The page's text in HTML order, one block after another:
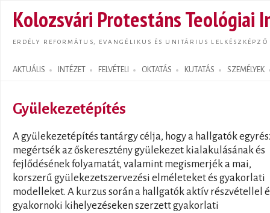
Kolozsvári Protestáns Teológiai
ERDÉLY REFORMÁTUS, EVANGÉLIKUS ÉS UNITÁRIUS LELKÉSZKÉPZŐ
AKTUÁLIS INTÉZET FELVÉTELI OKTATÁS KUTATÁS SZEMÉLYEK
Search form
Gyülekezetépítés
A gyülekezetépítés tantárgy célja, hogy a hallgatók
megértsék az őskeresztény gyülekezet kialakulásának és
fejlődésének folyamatát, valamint megismerjék a mai,
korszerű gyülekezetszervezési elméleteket és gyakorlati
modelleket. A kurzus során a hallgatók aktív részvétellel
gyakornoki kihelyezéseken szerzett gyakorlati